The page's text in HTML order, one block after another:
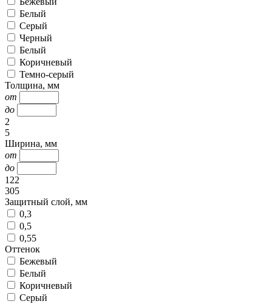
Белый
Серый
Черный
Белый
Коричневый
Темно-серый
Толщина, мм
от
до
2
5
Ширина, мм
от
до
122
305
Защитный слой, мм
0,3
0,5
0,55
Оттенок
Бежевый
Белый
Коричневый
Серый